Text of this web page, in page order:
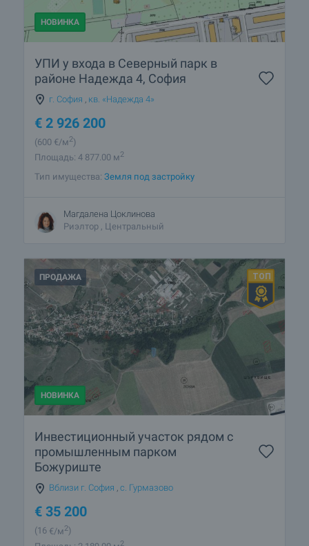
НОВИНКА
УПИ у входа в Северный парк в
районе Надежда 4, София
г. София кв. «Надежда 4»
€ 2 926 200
(600 €/м2)
Площадь: 4 877.00 м2
Тип имущества: Земля под застройку
Магдалена Цоклинова
Риэлтор , Центральный
ПРОДАЖА
НОВИНКА
Инвестиционный участок рядом с
промышленным парком
Божуриште
Вблизи г. София , с. Гурмазово
€ 35 200
(16 €/м2)
2